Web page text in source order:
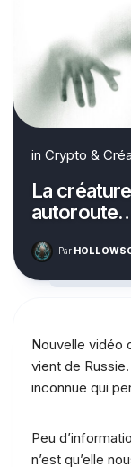
in Crypto &
La
Par
Nouvelle vidéo
vient de
inconnue qui
Peu
n’est qu’elle